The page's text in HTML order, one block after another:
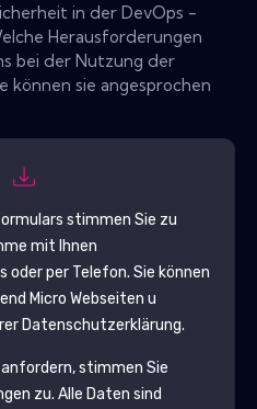
in der DevOps -
Herausforderungen
bei der Nutzung der
können sie angesprochen
stimmen Sie zu
mit Ihnen
oder per Telefon. Sie können
Micro Webseiten u
Datenschutzerklärung.
anfordern, stimmen Sie
zu. Alle Daten sind